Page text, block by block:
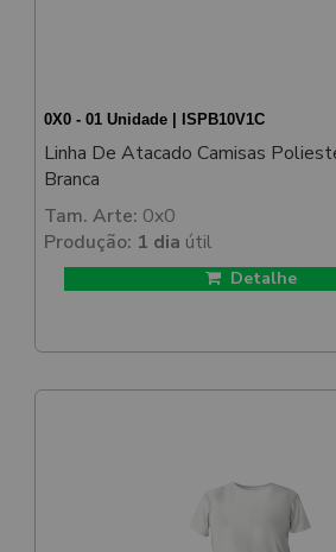
0X0 - 01 Unidade | ISPB10V1C
Linha De Atacado Camisas
Branca
Tam. Arte: 0x0
Produção: 1 dia útil
Detalhe